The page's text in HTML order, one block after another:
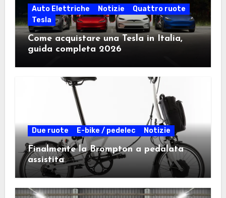
Auto Elettriche Notizie
Quattro ruote
Tesla
Come acquistare una Tesla in Italia,
guida completa 2026
Due ruote E-bike / pedelec Notizie
Finalmente la Brompton a pedalata
assistita